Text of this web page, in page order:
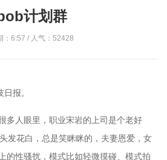
计划群
：6:57 / 人气：52428
报。
多人眼里，职业宋岩的上司是个老好
发花白，总是笑眯眯的，夫妻恩爱，女
的性骚扰，模式比如轻微摸碰、模式拍